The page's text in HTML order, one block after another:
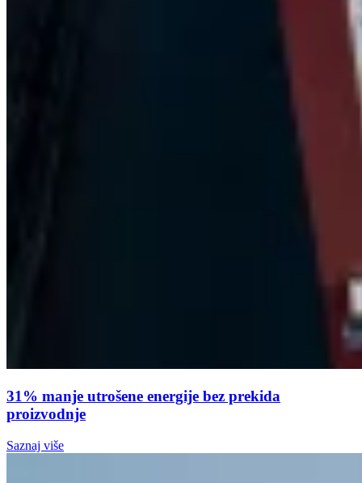
31% manje utrošene energije bez prekida
proizvodnje
Saznaj više